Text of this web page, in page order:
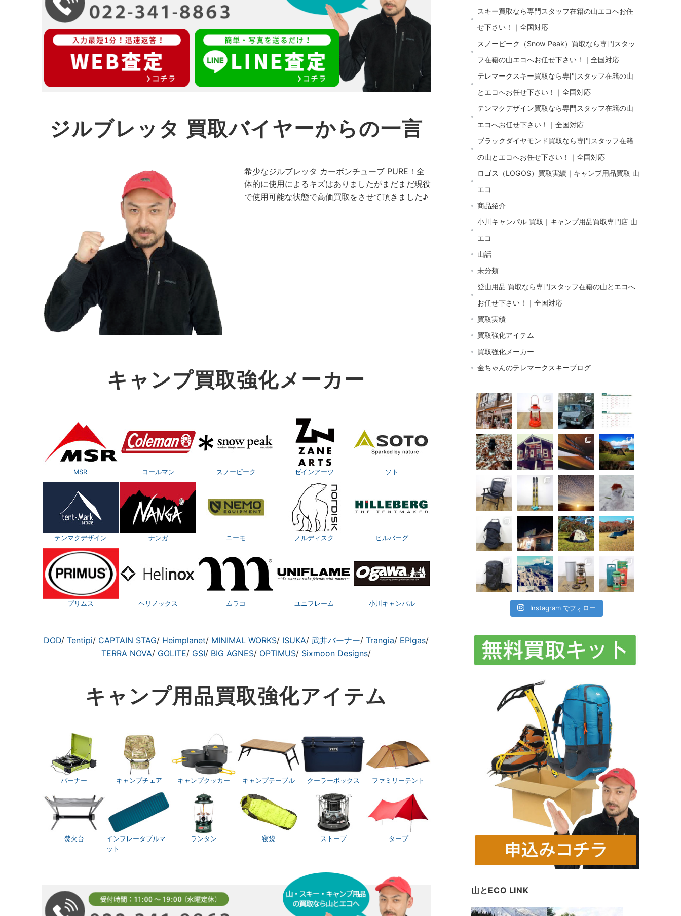
ジルブレッタ 買取バイヤーからの一言
希少なジルブレッタ カーボンチューブ PURE！全
体的に使用によるキズはありましたがまだまだ現役
で使用可能な状態で高価買取をさせて頂きました♪
キャンプ買取強化メーカー
MSR コールマン スノーピーク ゼインアーツ ソト
テンマクデザイン ナンガ ニーモ ノルディスク ヒルバーグ
プリムス ヘリノックス ムラコ ユニフレーム 小川キャンパル
DOD/ Tentipi/ CAPTAIN STAG/ Heimplanet/ MINIMAL WORKS/ ISUKA/ 武井バーナー/ Trangia/ EPIgas/
TERRA NOVA/ GOLITE/ GSI/ BIG AGNES/ OPTIMUS/ Sixmoon Designs/
キャンプ用品買取強化アイテム
バーナー キャンプチェア キャンプクッカー キャンプテーブル クーラーボックス ファミリーテント
焚火台
インフレータブルマ
ット
ランタン 寝袋 ストーブ タープ
スキー買取なら専門スタッフ在籍の山エコへお任
せ下さい！｜全国対応
スノーピーク（Snow Peak）買取なら専門スタッ
フ在籍の山エコへお任せ下さい！｜全国対応
テレマークスキー買取なら専門スタッフ在籍の山
とエコへお任せ下さい！｜全国対応
テンマクデザイン買取なら専門スタッフ在籍の山
エコへお任せ下さい！｜全国対応
ブラックダイヤモンド買取なら専門スタッフ在籍
の山とエコへお任せ下さい！｜全国対応
ロゴス（LOGOS）買取実績｜キャンプ用品買取 山
エコ
商品紹介
小川キャンパル 買取｜キャンプ用品買取専門店 山
エコ
山話
未分類
登山用品 買取なら専門スタッフ在籍の山とエコへ
お任せ下さい！｜全国対応
買取実績
買取強化アイテム
買取強化メーカー
金ちゃんのテレマークスキーブログ
Instagram でフォロー
山とECO LINK